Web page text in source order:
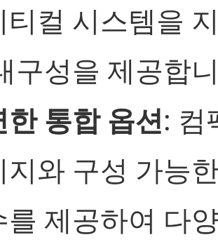
티컬 시스템을
구성을 제공합
한 통합 옵션: 컴
지와 구성 가능
를 제공하여 다